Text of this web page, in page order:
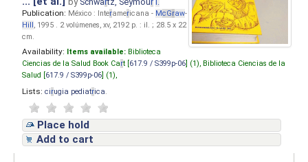
Publication: México : Interamericana - McGraw-
Hill, 1995 . 2 volúmenes, xv, 2192 p. : il. ; 28.5 x 22
cm.
Availability: Items available: Biblioteca
Ciencias de la Salud Book Cart [ 617.9 / S399p-06 ] (1), Biblioteca Ciencias de la
Salud [ 617.9 / S399p-06 ] (1),
Lists: cirugia pediatrica
Place hold
Add to cart